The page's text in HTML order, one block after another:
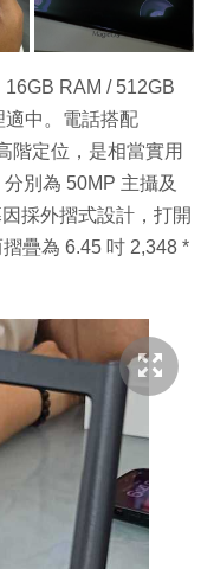
RAM / 512GB
適中。電話搭配
階定位，是相當實用
別為 50MP 主攝及
採外摺式設計，打開
疊為 6.45 吋 2,348 *